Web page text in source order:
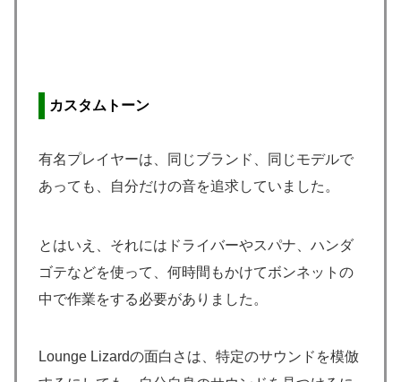
カスタムトーン
有名プレイヤーは、同じブランド、同じモデルで
あっても、自分だけの音を追求していました。
とはいえ、それにはドライバーやスパナ、ハンダ
ゴテなどを使って、何時間もかけてボンネットの
中で作業をする必要がありました。
Lounge Lizardの面白さは、特定のサウンドを模倣